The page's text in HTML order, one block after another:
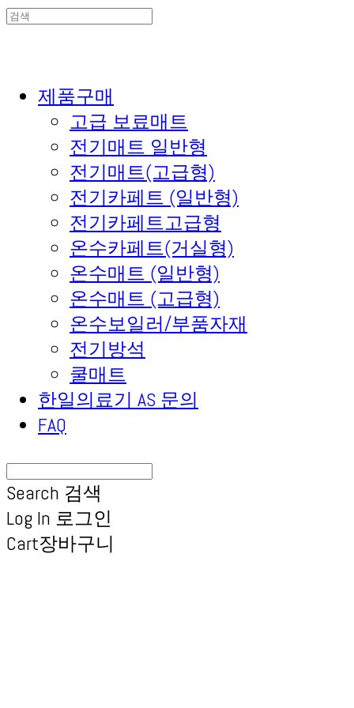
제품구매
고급 보료매트
전기매트 일반형
전기매트(고급형)
전기카페트 (일반형)
전기카페트고급형
온수카페트(거실형)
온수매트 (일반형)
온수매트 (고급형)
온수보일러/부품자재
전기방석
쿨매트
한일의료기 AS 문의
FAQ
Search 검색
Log In 로그인
Cart장바구니